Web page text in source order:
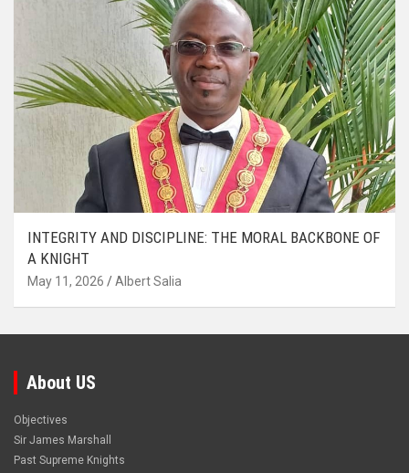
INTEGRITY AND DISCIPLINE: THE MORAL BACKBONE OF
A KNIGHT
May 11, 2026 Albert Salia
About US
Objectives
Sir James Marshall
Past Supreme Knights